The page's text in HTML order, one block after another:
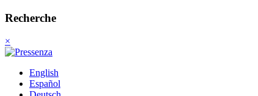
Recherche
×
English
Español